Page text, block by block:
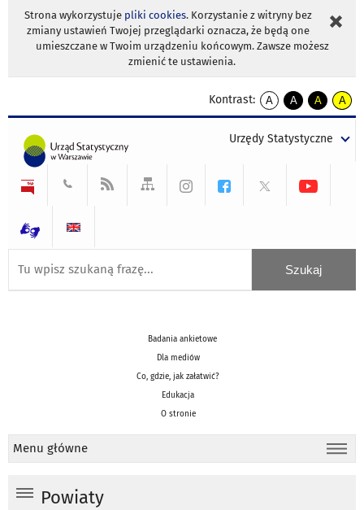
Strona wykorzystuje pliki cookies. Korzystanie z witryny bez
zmiany ustawień Twojej przeglądarki oznacza, że będą one
umieszczane w Twoim urządzeniu końcowym. Zawsze możesz
zmienić te ustawienia.
Kontrast:
A
kontrast
A
kontrast
tekst
czarnym
A
kontrast
tekst
czarnym
A
tekst
żółtym
Urzędy Statystyczne
Badania ankietowe
Dla mediów
Co, gdzie, jak załatwić?
Edukacja
O stronie
Menu główne
Powiaty